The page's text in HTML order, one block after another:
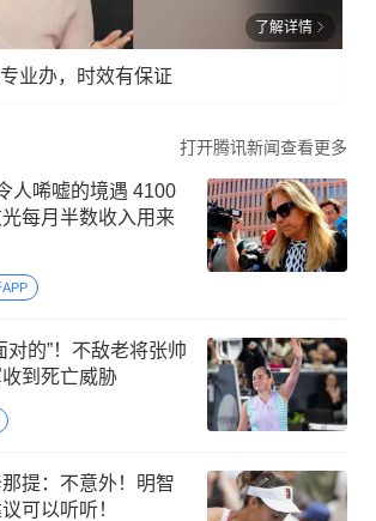
了解详情
业办，时效有保证
打开腾讯新闻查看更多
人唏嘘的境遇 4100
每月半数收入用来
对的”！不敌老将张帅
到死亡威胁
提：不意外！明智
可以听听！